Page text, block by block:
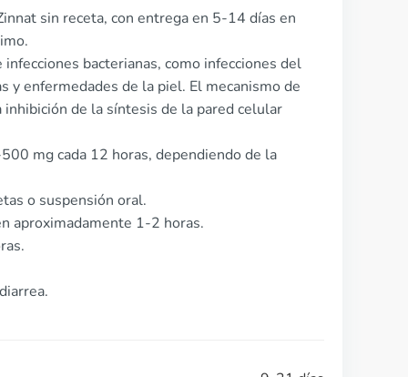
sin receta, con entrega en 5-14 días en
bacterianas, como infecciones del
y enfermedades de la piel. El mecanismo de
de la síntesis de la pared celular
mg cada 12 horas, dependiendo de la
o suspensión oral.
aproximadamente 1-2 horas.